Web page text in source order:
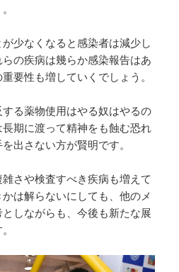
少なくなると感染者は減少し
の疾病は幾らか感染報告はあ
要性も増していくでしょう。
る薬物使用はやる奴はやるの
期に渡って精神をも蝕む恐れ
出さない方が賢明です。
さや検査すべき疾病も増えて
は解らないにしても、他のメ
しながらも、今後も新たな展